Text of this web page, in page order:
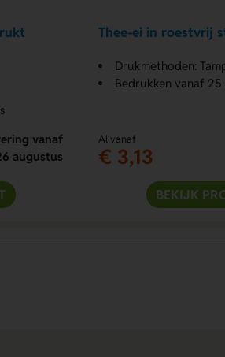
vanaf
augustus
Thee-ei in roestvrij
Drukmethoden:
Bedrukken vanaf
Al vanaf
€ 3,13
BEKIJK